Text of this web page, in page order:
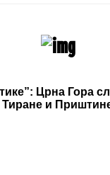
Црна Гора
Тиране и